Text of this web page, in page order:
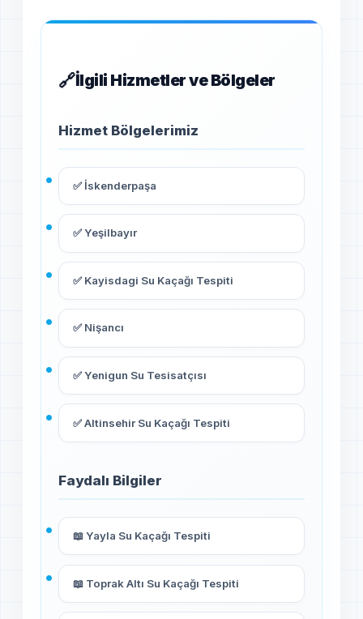
İlgili Hizmetler ve Bölgeler
Hizmet Bölgelerimiz
✅ İskenderpaşa
✅ Yeşilbayır
✅ Kayisdagi Su Kaçağı Tespiti
✅ Nişancı
✅ Yenigun Su Tesisatçısı
✅ Altinsehir Su Kaçağı Tespiti
Faydalı Bilgiler
📖 Yayla Su Kaçağı Tespiti
📖 Toprak Altı Su Kaçağı Tespiti